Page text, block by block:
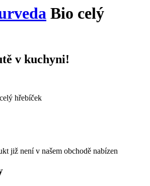
Bio celý
v kuchyni!
hřebíček
již není v našem obchodě nabízen